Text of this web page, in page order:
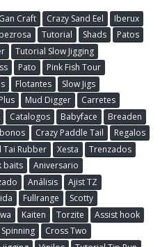
Gan Craft Crazy Sand Eel
Iberux
Tutorial Shads
Patos
Tutorial Slow Jigging
Pato
Pink Fish Tour
Flotantes
Slow Jigs
Mud Digger
Carretes
Catalogos Babyface
Breaden
Crazy Paddle Tail
Regalos
Tai Rubber Xesta
Trenzados
baits
Aniversario
Análisis
Ajist TZ
Fullrange
Scotty
Kaiten Torzite
Assist hook
Cross Two